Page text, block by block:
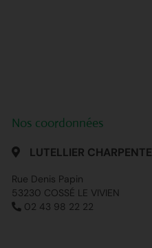
Nos coordonnées
LUTELLIER CHARPENTE
Rue Denis Papin
53230 COSSÉ LE VIVIEN
02 43 98 22 22